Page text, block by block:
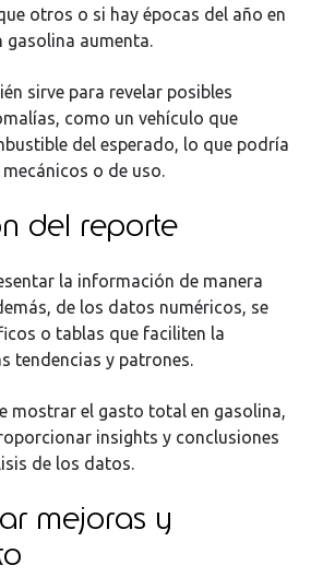
otros o si hay épocas del año en
gasolina aumenta.
sirve para revelar posibles
como un vehículo que
del esperado, lo que podría
o de uso.
del reporte
la información de manera
de los datos numéricos, se
o tablas que faciliten la
tendencias y patrones.
mostrar el gasto total en gasolina,
insights y conclusiones
de los datos.
mejoras y